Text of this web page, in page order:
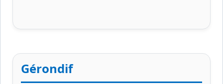
Gérondif